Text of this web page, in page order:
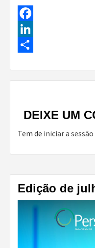
Facebook
LinkedIn
Reading
DEIXE UM
Tem de iniciar a sessão
Edição de